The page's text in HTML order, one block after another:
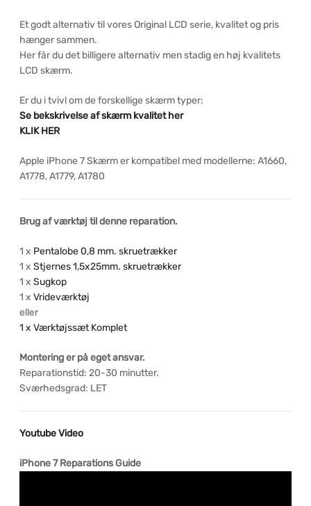
Et godt alternativ til vores Original LCD serie, kvalitet og pris
hænger sammen.
Her får du det billigere alternativ men stadig en høj kvalitets
LCD skærm.
Er du i tvivl om de forskellige skærm typer:
Se bekskrivelse af skærm kvalitet her
KLIK HER
Apple iPhone 7 Skærm er kompatibel med modellerne: A1660,
A1778, A1779, A1780
Brug af værktøj til denne reparation.
1 x Pentalobe 0,8 mm. skruetrækker
1 x Stjernes 1,5x25mm. skruetrækker
1 x Sugkop
1 x Vrideværktøj
eller
1 x Værktøjssæt Komplet
Montering er på eget ansvar.
Reparationstid: 20-30 minutter.
Sværhedsgrad: LET
Youtube Video
iPhone 7 Reparations Guide